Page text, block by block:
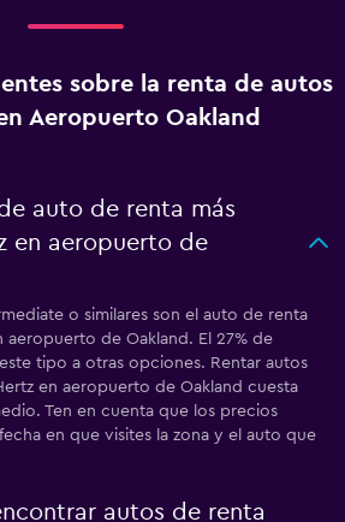
sobre la renta de autos
Aeropuerto Oakland
auto de renta más
en aeropuerto de
o similares son el auto de renta
aeropuerto de Oakland. El 27% de
tipo a otras opciones. Rentar autos
en aeropuerto de Oakland cuesta
Ten en cuenta que los precios
en que visites la zona y el auto que
autos de renta